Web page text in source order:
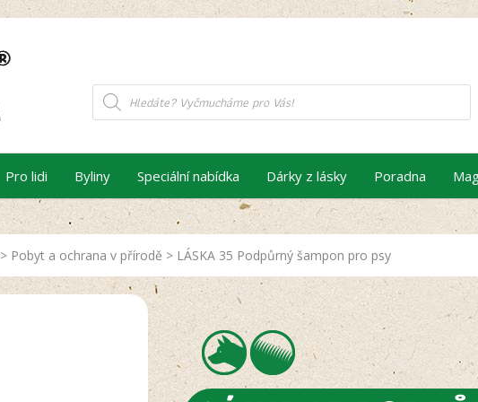
Products
search
Pro lidi Byliny Speciální nabídka Dárky z lásky Poradna
> Pobyt a ochrana v přírodě > LÁSKA 35 Podpůrný šampon pro psy